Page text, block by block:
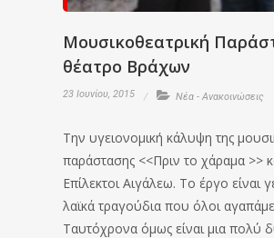
Μουσικοθεατρική
θέατρο Βράχων
23 Ιουνίου, 2015 Νέα - Ανακοινώσεις
Την υγειονομική κάλυψη της
παράστασης <<Πριν το χάραμα >>
Επίλεκτοι Αιγάλεω. Το έργο είναι
λαϊκά τραγούδια που όλοι
Ταυτόχρονα όμως είναι μια πολύ